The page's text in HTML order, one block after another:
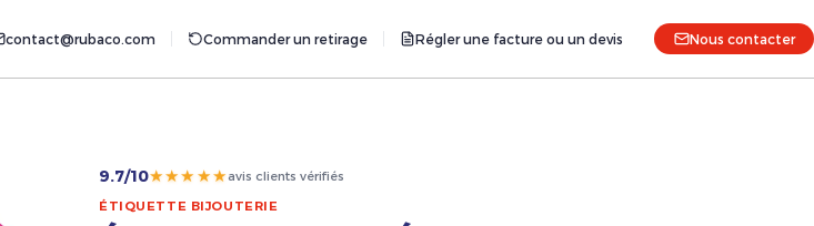
contact@rubaco.com Commander un retirage Régler une facture ou un devis Nous contacter
9.7/10★★★★★avis clients vérifiés
ÉTIQUETTE BIJOUTERIE